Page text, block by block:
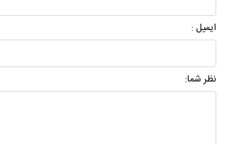
ایمیل :
نظر شما: